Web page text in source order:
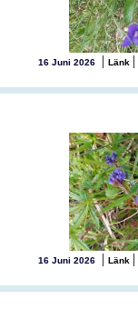
16 Juni 2026 | Länk |
16 Juni 2026 | Länk |